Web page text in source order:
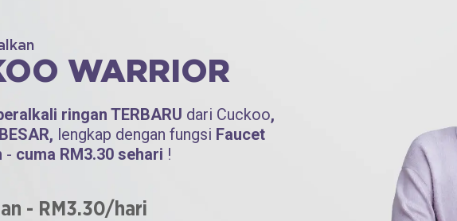
WARRIOR
ringan TERBARU dari Cuckoo,
lengkap dengan fungsi Faucet
- cuma RM3.30 sehari !
- RM3.30/hari